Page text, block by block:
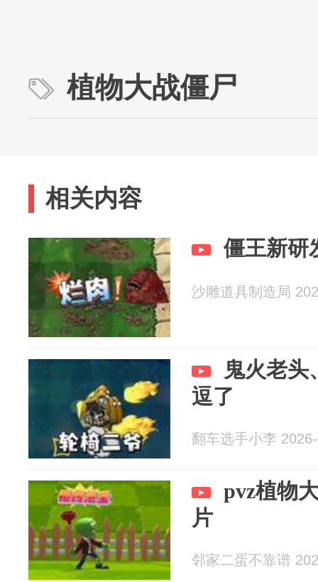
植物大战僵尸
相关内容
僵王新研
沙雕道具制造局
鬼火老头
逗了
翻车选手小李
pvz植物
片
邻家二蛋不靠谱